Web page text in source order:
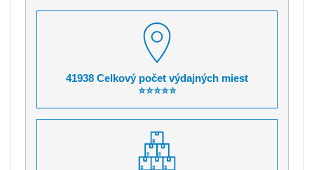
41938 Celkový počet výdajných miest
⭐⭐⭐⭐⭐